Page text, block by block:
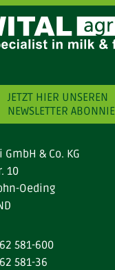
JETZT HIER UNSEREN
NEWSLETTER
GmbH & Co. KG
10
Oeding
581-600
581-36